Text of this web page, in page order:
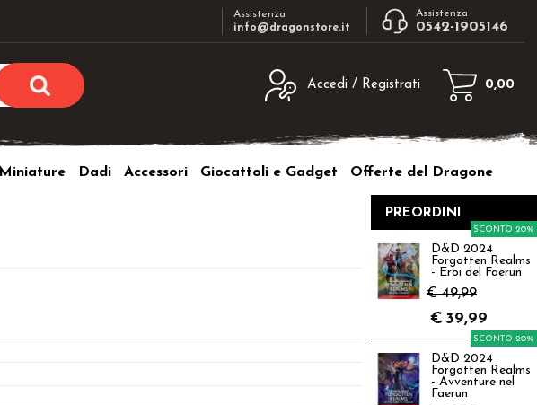
Assistenza
info@dragonstore.it
Assistenza
0542-1905146
Accedi / Registrati
utente e la password e poi clicca sul
Password:
sito clicca sul pulsante "Registrati"
0,00
Miniature Dadi Accessori Giocattoli e Gadget Offerte del Dragone
PREORDINI
D&D 2024
Forgotten Realms
- Eroi del Faerun
€ 49,99
SCONTO 20%
€ 39,99
D&D 2024
Forgotten Realms
- Avventure nel
Faerun
SCONTO 20%